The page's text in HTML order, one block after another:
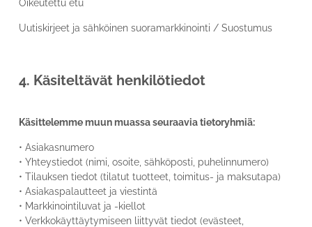
Oikeutettu etu
Uutiskirjeet ja sähköinen suoramarkkinointi / Suostumus
4. Käsiteltävät henkilötiedot
Käsittelemme muun muassa seuraavia tietoryhmiä:
• Asiakasnumero
• Yhteystiedot (nimi, osoite, sähköposti, puhelinnumero)
• Tilauksen tiedot (tilatut tuotteet, toimitus- ja maksutapa)
• Asiakaspalautteet ja viestintä
• Markkinointiluvat ja -kiellot
• Verkkokäyttäytymiseen liittyvät tiedot (evästeet,